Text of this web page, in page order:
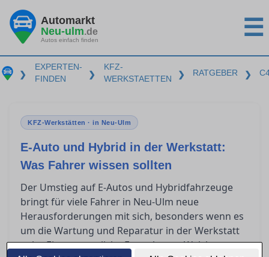
Automarkt
Neu-ulm.de
Autos einfach finden ☰
❯
EXPERTEN-
FINDEN
❯
KFZ-
WERKSTAETTEN
❯ RATGEBER ❯
KFZ-Werkstätten · in Neu-Ulm
E-Auto und Hybrid in der Werkstatt:
Was Fahrer wissen sollten
Der Umstieg auf E-Autos und Hybridfahrzeuge
bringt für viele Fahrer in Neu-Ulm neue
Herausforderungen mit sich, besonders wenn es
um die Wartung und Reparatur in der Werkstatt
geht. Eine wesentliche Frage lautet: Welche